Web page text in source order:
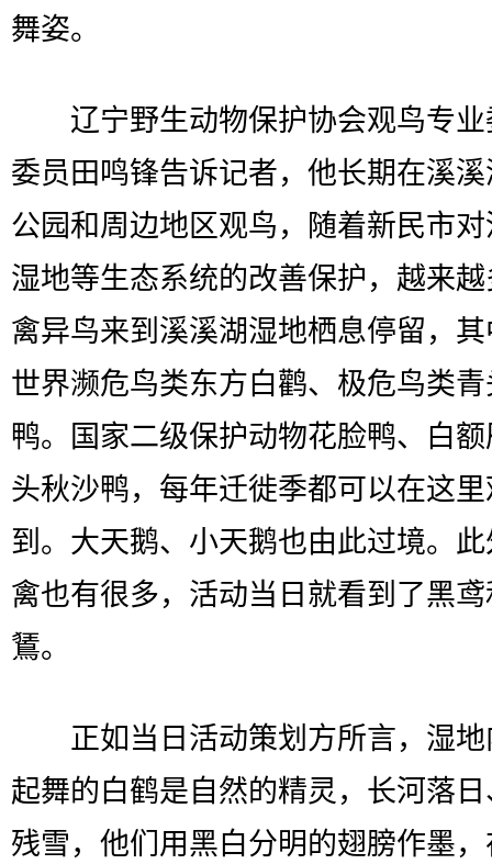
舞姿。
辽宁野生动物保护协会观鸟专业
委员田鸣锋告诉记者，他长期在溪
公园和周边地区观鸟，随着新民市
湿地等生态系统的改善保护，越来
禽异鸟来到溪溪湖湿地栖息停留，
世界濒危鸟类东方白鹳、极危鸟类
鸭。国家二级保护动物花脸鸭、白
头秋沙鸭，每年迁徙季都可以在这
到。大天鹅、小天鹅也由此过境。
禽也有很多，活动当日就看到了黑
鵟。
正如当日活动策划方所言，湿地
起舞的白鹤是自然的精灵，长河落
残雪，他们用黑白分明的翅膀作墨